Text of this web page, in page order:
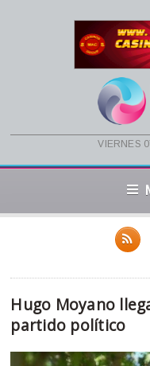
viernes
Hugo Moyano
partido político